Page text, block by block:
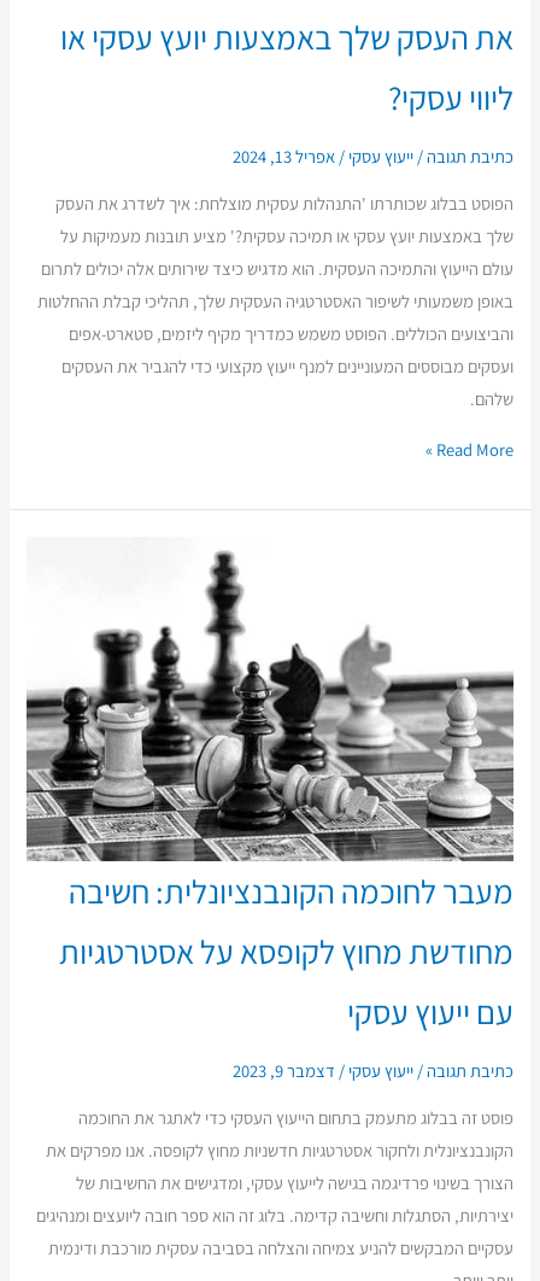
את העסק שלך באמצעות יועץ עסקי או
ליווי עסקי?
כתיבת תגובה/ייעוץ עסקי /אפריל 13, 2024
הפוסט בבלוג שכותרתו 'התנהלות עסקית מוצלחת: איך לשדרג את העסק
שלך באמצעות יועץ עסקי או תמיכה עסקית?' מציע תובנות מעמיקות על
עולם הייעוץ והתמיכה העסקית. הוא מדגיש כיצד שירותים אלה יכולים לתרום
באופן משמעותי לשיפור האסטרטגיה העסקית שלך, תהליכי קבלת ההחלטות
והביצועים הכוללים. הפוסט משמש כמדריך מקיף ליזמים, סטארט-אפים
ועסקים מבוססים המעוניינים למנף ייעוץ מקצועי כדי להגביר את העסקים
שלהם.
Read More »
מעבר לחוכמה הקונבנציונלית: חשיבה
מחודשת מחוץ לקופסא על אסטרטגיות
עם ייעוץ עסקי
כתיבת תגובה/ייעוץ עסקי / דצמבר 9, 2023
פוסט זה בבלוג מתעמק בתחום הייעוץ העסקי כדי לאתגר את החוכמה
הקונבנציונלית ולחקור אסטרטגיות חדשניות מחוץ לקופסה. אנו מפרקים את
הצורך בשינוי פרדיגמה בגישה לייעוץ עסקי, ומדגישים את החשיבות של
יצירתיות, הסתגלות וחשיבה קדימה. בלוג זה הוא ספר חובה ליועצים ומנהיגים
עסקיים המבקשים להניע צמיחה והצלחה בסביבה עסקית מורכבת ודינמית